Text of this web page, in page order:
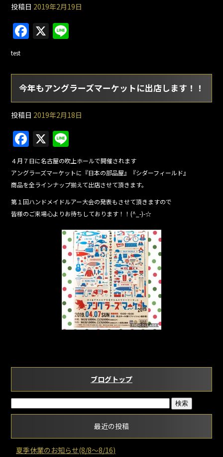
投稿日 2019年2月19日
F
a
e
b
o
o
k
X
test
今年もアングラーズマーケットに出店します！！
投稿日 2019年2月18日
F
a
c
e
b
o
X
n
e
４月７日に名古屋の吹上ホールで開催されます
アングラーズマーケットに『日本の部品屋』『シダーフィールド』
商品を全ラインナップ揃えて出店させて頂きます。
第１回ハンドメイドルアー大会の発表もさせて頂きますので
皆様のご来場心よりお待ちしております！！(^_-)-☆
ブログトップ
最近の投稿
夏季休業のお知らせ(8/8～8/16)